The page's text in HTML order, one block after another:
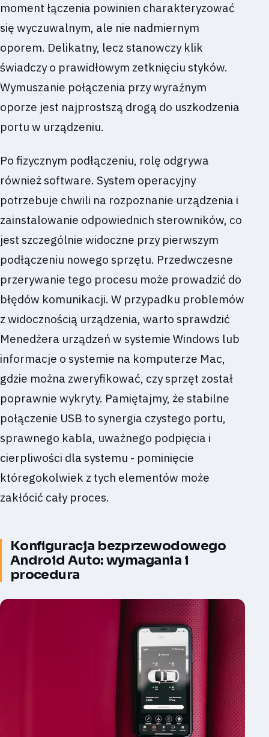
moment łączenia powinien charakteryzować
się wyczuwalnym, ale nie nadmiernym
oporem. Delikatny, lecz stanowczy klik
świadczy o prawidłowym zetknięciu styków.
Wymuszanie połączenia przy wyraźnym
oporze jest najprostszą drogą do uszkodzenia
portu w urządzeniu.
Po fizycznym podłączeniu, rolę odgrywa
również software. System operacyjny
potrzebuje chwili na rozpoznanie urządzenia i
zainstalowanie odpowiednich sterowników, co
jest szczególnie widoczne przy pierwszym
podłączeniu nowego sprzętu. Przedwczesne
przerywanie tego procesu może prowadzić do
błędów komunikacji. W przypadku problemów
z widocznością urządzenia, warto sprawdzić
Menedżera urządzeń w systemie Windows lub
informacje o systemie na komputerze Mac,
gdzie można zweryfikować, czy sprzęt został
poprawnie wykryty. Pamiętajmy, że stabilne
połączenie USB to synergia czystego portu,
sprawnego kabla, uważnego podpięcia i
cierpliwości dla systemu - pominięcie
któregokolwiek z tych elementów może
zakłócić cały proces.
Konfiguracja bezprzewodowego
Android Auto: wymagania i
procedura